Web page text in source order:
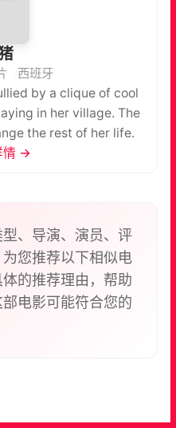
西班牙
by a clique of cool
in her village. The
the rest of her life.
情 →
、导演、演员、评
您推荐以下相似电
的推荐理由，帮助
电影可能符合您的